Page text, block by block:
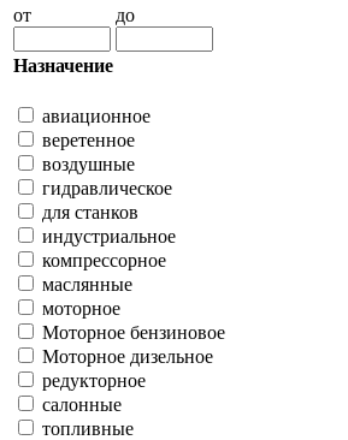
от до
Назначение
авиационное
веретенное
воздушные
гидравлическое
для станков
индустриальное
компрессорное
маслянные
моторное
Моторное бензиновое
Моторное дизельное
редукторное
салонные
топливные